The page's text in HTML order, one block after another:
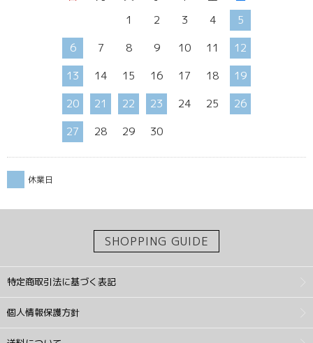
1
2 3 4
5
6
7 8 9 10 11
12
13
14 15 16 17 18
19
20
21 22 23 24 25
26
27
28 29 30
休業日
SHOPPING GUIDE
特定商取引法に基づく表記
個人情報保護方針